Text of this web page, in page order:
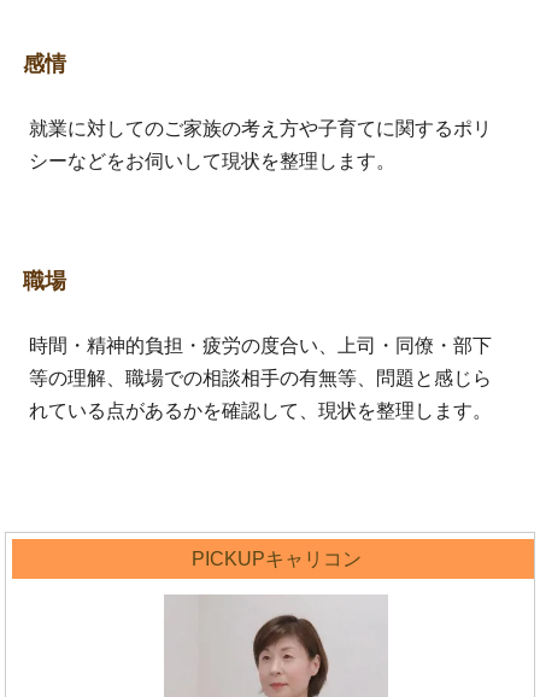
感情
就業に対してのご家族の考え方や子育てに関するポリ
シーなどをお伺いして現状を整理します。
職場
時間・精神的負担・疲労の度合い、上司・同僚・部下
等の理解、職場での相談相手の有無等、問題と感じら
れている点があるかを確認して、現状を整理します。
PICKUPキャリコン